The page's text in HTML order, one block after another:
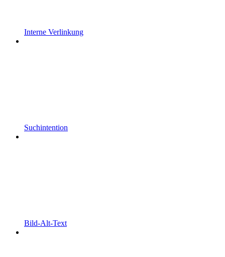
Interne Verlinkung
Suchintention
Bild-Alt-Text